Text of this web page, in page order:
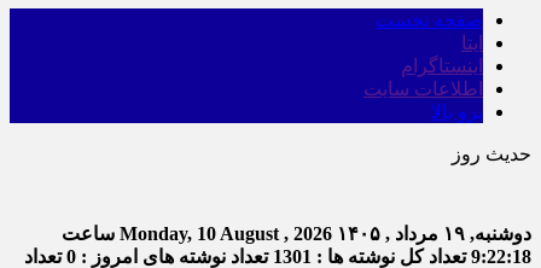
صفحه نخست
ایتا
اینستاگرام
اطلاعات سایت
برو بالا
حدیث روز
دوشنبه, ۱۹ مرداد , ۱۴۰۵ Monday, 10 August , 2026 ساعت
9:22:19تعداد کل نوشته ها : 1301 تعداد نوشته های امروز : 0
تعداد